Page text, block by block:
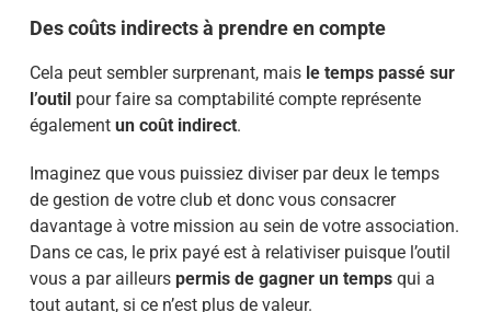
Des coûts indirects à prendre en compte
Cela peut sembler surprenant, mais le temps passé sur
l’outilpour faire sa comptabilité compte représente
également un coût indirect.
Imaginez que vous puissiez diviser par deux le temps
de gestion de votre club et donc vous consacrer
davantage à votre mission au sein de votre association.
Dans ce cas, le prix payé est à relativiser puisque l’outil
vous a par ailleurs permis de gagner un tempsqui a
tout autant, si ce n’est plus de valeur.